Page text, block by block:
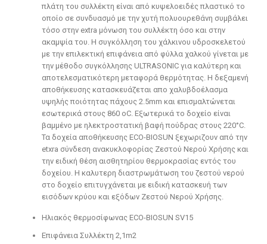
πλάτη του συλλέκτη είναι από κυψελοειδές πλαστικό το
οποίο σε συνδυασμό με την χυτή πολυουρεθάνη συμβάλει
τόσο στην extra μόνωση του συλλέκτη όσο και στην
ακαμψία του. Η συγκόλληση του χάλκινου υδροσκελετού
με την επιλεκτική επιφάνεια από φύλλα χαλκού γίνεται με
την μέθοδο συγκόλλησης ULTRASONIC για καλύτερη και
αποτελεσματικότερη μεταφορά θερμότητας. Η δεξαμενή
αποθήκευσης κατασκευάζεται απο χαλυβδοέλασμα
υψηλής ποιότητας πάχους 2.5mm και επισμαλτώνεται
εσωτερικά στους 860 οC. Eξωτερικά το δοχείο είναι
βαμμένο με ηλεκτροστατική βαφή πούδρας στους 220°C.
Τα δοχεία αποθήκευσης ECO-BIOSUN ξεχωριζουν από την
etxra σύνδεση ανακυκλοφορίας Ζεστού Νερού Χρήσης και
την ειδική θέση αισθητηρίου θερμοκρασίας εντός του
δοχείου. Η καλυτερη διαστρωμάτωση του ζεστού νερού
στο δοχείο επιτυγχάνεται με ειδική κατασκευή των
εισόδων κρύου και εξόδων Ζεστού Νερού Χρήσης.
Ηλιακός θερμοσίφωνας ECO-BIOSUN SV15
Επιφάνεια Συλλέκτη 2,1m2